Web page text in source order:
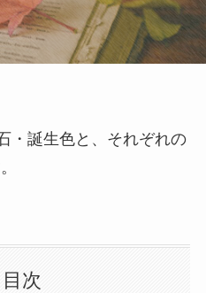
・誕生色と、それぞれの
目次